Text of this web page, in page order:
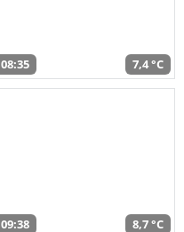
08:35 7,4 °C
09:38 8,7 °C